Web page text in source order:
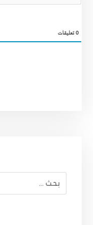
0تعليقات